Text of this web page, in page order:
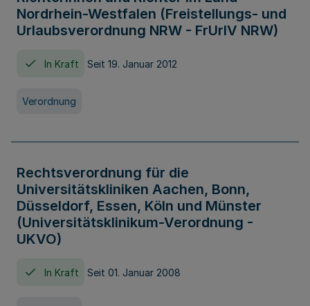
Nordrhein-Westfalen (Freistellungs- und
Urlaubsverordnung NRW - FrUrlV NRW)
In Kraft Seit 19. Januar 2012
Verordnung
Rechtsverordnung für die
Universitätskliniken Aachen, Bonn,
Düsseldorf, Essen, Köln und Münster
(Universitätsklinikum-Verordnung -
UKVO)
In Kraft Seit 01. Januar 2008